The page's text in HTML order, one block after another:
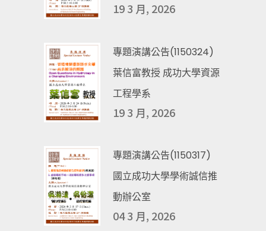
19 3 月, 2026
專題演講公告(1150324)
葉信富教授 成功大學資源
工程學系
19 3 月, 2026
專題演講公告(1150317)
國立成功大學學術誠信推
動辦公室
04 3 月, 2026